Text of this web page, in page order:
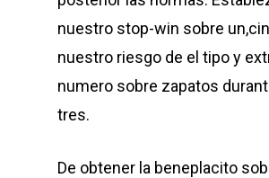
nuestro stop-win sobre
nuestro riesgo de el tipo y
numero sobre zapatos
tres.
De obtener la beneplacito